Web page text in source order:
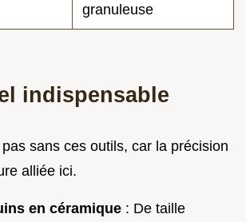
granuleuse
indispensable
sans ces outils, car la précision
alliée ici.
en céramique : De taille